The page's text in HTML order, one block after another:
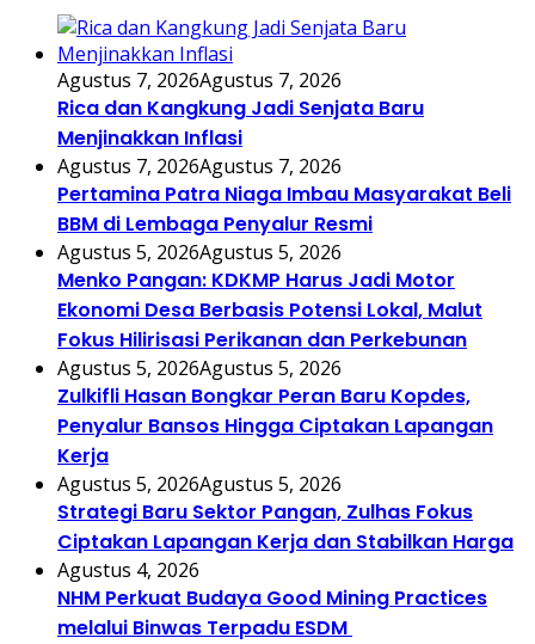
Agustus 7, 2026Agustus 7, 2026
Rica dan Kangkung Jadi Senjata Baru
Menjinakkan Inflasi
Agustus 7, 2026Agustus 7, 2026
Pertamina Patra Niaga Imbau Masyarakat Beli
BBM di Lembaga Penyalur Resmi
Agustus 5, 2026Agustus 5, 2026
Menko Pangan: KDKMP Harus Jadi Motor
Ekonomi Desa Berbasis Potensi Lokal, Malut
Fokus Hilirisasi Perikanan dan Perkebunan
Agustus 5, 2026Agustus 5, 2026
Zulkifli Hasan Bongkar Peran Baru Kopdes,
Penyalur Bansos Hingga Ciptakan Lapangan
Kerja
Agustus 5, 2026Agustus 5, 2026
Strategi Baru Sektor Pangan, Zulhas Fokus
Ciptakan Lapangan Kerja dan Stabilkan Harga
Agustus 4, 2026
NHM Perkuat Budaya Good Mining Practices
melalui Binwas Terpadu ESDM